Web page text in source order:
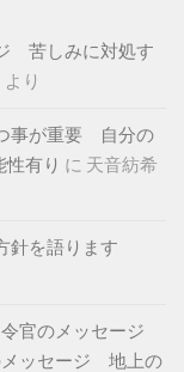
苦しみに対処す
より
事が重要 自分の
有り に 天音紡希
針を語ります
令官のメッセージ
メッセージ 地上の